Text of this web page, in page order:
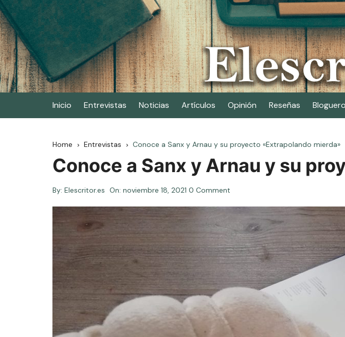
Skip
to
content
Elescritor.es
El periódico digital de los escritores
Inicio Entrevistas Noticias Artículos Opinión Reseñas
Home Entrevistas Conoce a Sanx y Arnau y su proyecto «Extrapolando mierda»
Conoce a Sanx y Arnau y su
By: Elescritor.es On: noviembre 18, 2021 0 Comment